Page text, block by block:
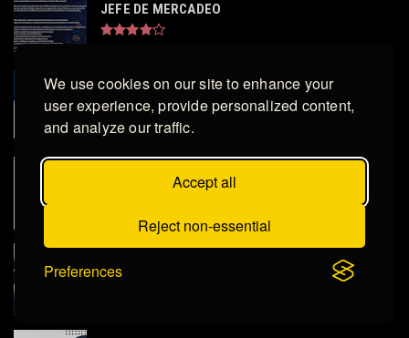
We use cookies on our site to enhance your
user experience, provide personalized content,
and analyze our traffic.
Accept all
Reject non-essential
Preferences
JEFE DE MERCADEO
ARQUITECTO DE INFRAESTRUCTURA TI
Administrador de Cartera